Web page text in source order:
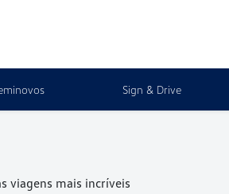
Sign & Drive
viagens mais incríveis